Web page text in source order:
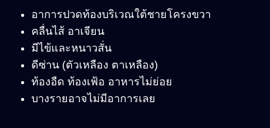
อาการปวดท้องบริเวณใต้ชายโครงขวา
คลื่นไส้ อาเจียน
มีไข้และหนาวสั่น
ดีซ่าน (ตัวเหลือง ตาเหลือง)
ท้องอืด ท้องเฟ้อ อาหารไม่ย่อย
บางรายอาจไม่มีอาการเลย